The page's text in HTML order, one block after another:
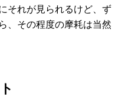
それが見られるけど、ず
、その程度の摩耗は当然